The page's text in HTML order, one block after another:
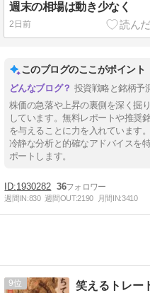
週末の相場は動き少なく
2日前
このブログのここがポイント
投資戦略と銘柄予
株価の急落や上昇の裏側を深く掘
しています。無料レポートや推奨
を与えることに力を入れています
冷静な分析と的確なアドバイスを
ポートします。
1930282 36
週間IN:830 週間OUT:2190 月間IN:3410
9